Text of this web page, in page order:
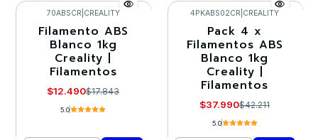
-30%
70ABSCR CREALITY
Filamento ABS
Blanco 1kg
Creality |
Filamentos
$12.490$17.843
5.0
-10%
4PKABS02CR CREALITY
Pack 4 x
Filamentos ABS
Blanco 1kg
Creality |
Filamentos
$37.990$42.211
5.0